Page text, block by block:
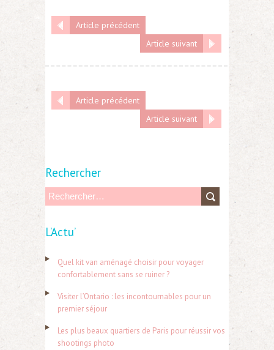
Article précédent
Article suivant
Article précédent
Article suivant
Rechercher
h
L’Actu’
Quel kit van aménagé choisir pour voyager
confortablement sans se ruiner ?
Visiter l’Ontario : les incontournables pour un
premier séjour
Les plus beaux quartiers de Paris pour réussir vos
shootings photo